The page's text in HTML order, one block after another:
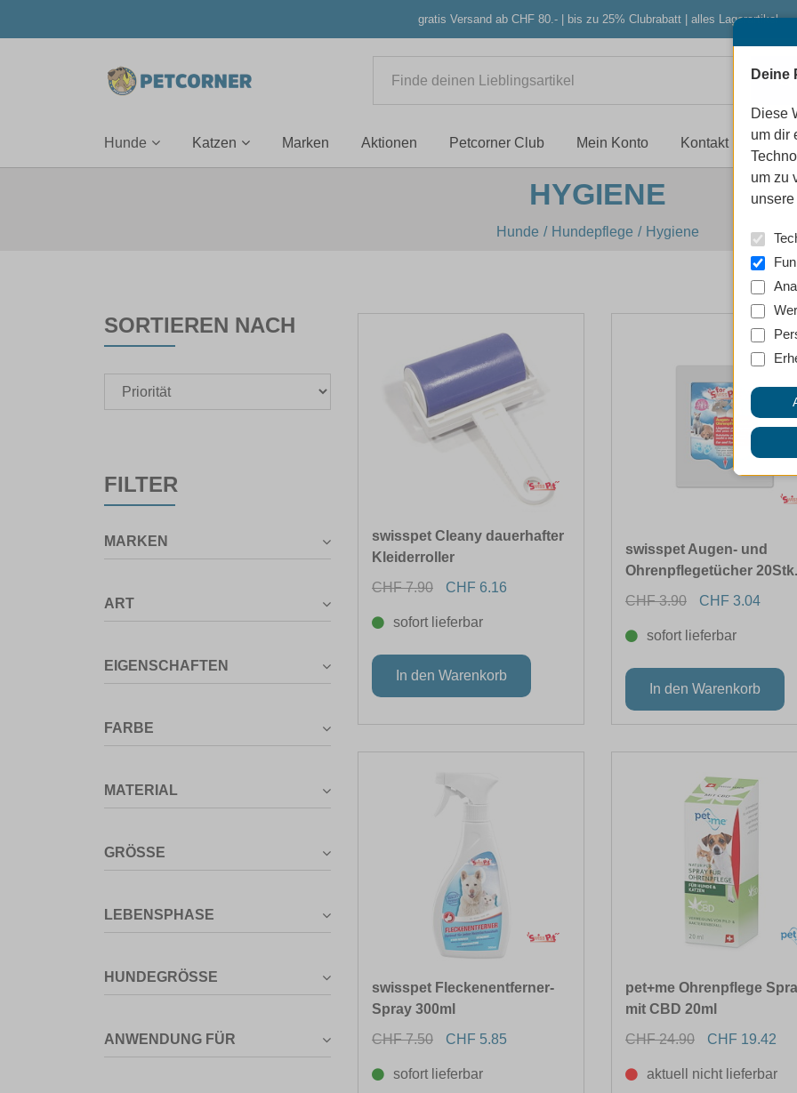
gratis Versand ab CHF 80.- | bis zu 25% Clubrabatt | alles Lagerartikel
Hunde Katzen Marken Aktionen Petcorner Club Mein Konto Kontakt
HYGIENE
Hunde Hundepflege Hygiene
SORTIEREN NACH
FILTER
MARKEN
ART
EIGENSCHAFTEN
FARBE
MATERIAL
GRÖSSE
LEBENSPHASE
HUNDEGRÖSSE
ANWENDUNG FÜR
swisspet Cleany dauerhafter
Kleiderroller
CHF 7.90
CHF 6.16
sofort lieferbar
swisspet Augen- und
Ohrenpflegetücher 20Stk.
CHF 3.90
CHF 3.04
sofort lieferbar
swisspet Fleckenentferner-
Spray 300ml
CHF 7.50
CHF 5.85
sofort lieferbar
pet+me Ohrenpflege
mit CBD 20ml
CHF 24.90
CHF 19.42
aktuell nicht lieferbar
Deine
Diese
um dir
um zu